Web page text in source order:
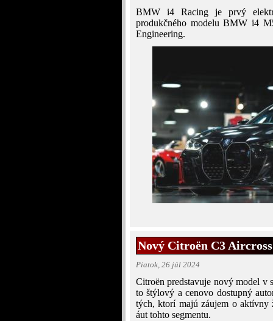
BMW i4 Racing je prvý
produkčného modelu BMW i4
Engineering.
Nový Citroën C3
Piatok, 26 júl 2024
Citroën predstavuje nový model v
to štýlový a cenovo dostupný
tých, ktorí majú záujem o aktívny
áut tohto segmentu.